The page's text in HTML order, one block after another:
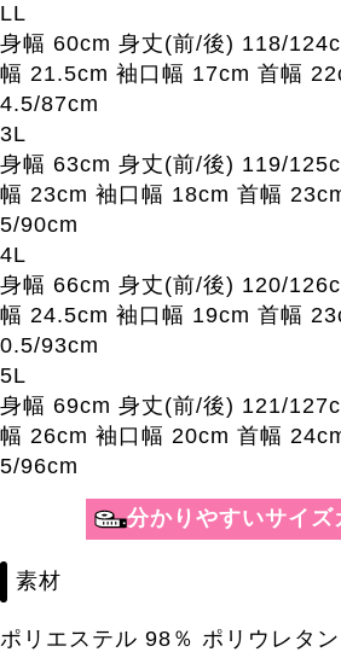
LL
身幅 60cm 身丈(前/後) 118/
幅 21.5cm 袖口幅 17cm 首幅
4.5/87cm
3L
身幅 63cm 身丈(前/後) 119/
幅 23cm 袖口幅 18cm 首幅
5/90cm
4L
身幅 66cm 身丈(前/後) 120/
幅 24.5cm 袖口幅 19cm 首幅
0.5/93cm
5L
身幅 69cm 身丈(前/後) 121/
幅 26cm 袖口幅 20cm 首幅
5/96cm
分かりやすいサイズ
素材
ポリエステル 98％ ポリウレタ